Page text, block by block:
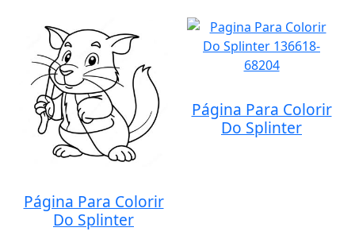
Página Para Colorir
Do Splinter
Página Para Colorir
Do Splinter